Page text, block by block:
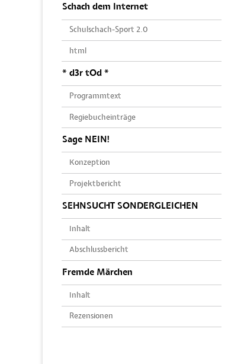
Schach dem Internet
Schulschach-Sport 2.0
html
* d3r tOd *
Programmtext
Regiebucheinträge
Sage NEIN!
Konzeption
Projektbericht
SEHNSUCHT SONDERGLEICHEN
Inhalt
Abschlussbericht
Fremde Märchen
Inhalt
Rezensionen